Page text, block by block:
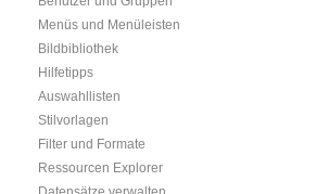
Menüs und Menüleisten
Bildbibliothek
Hilfetipps
Auswahllisten
Stilvorlagen
Filter und Formate
Ressourcen Explorer